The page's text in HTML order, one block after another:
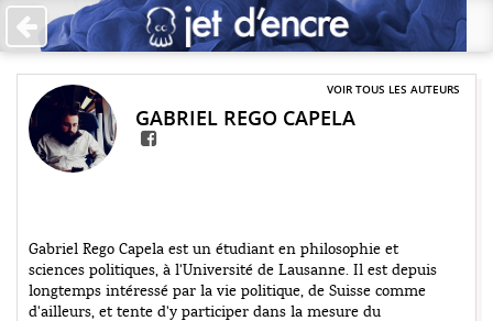
Accueil
Les auteurs
+Catégories
Qui sommes-nous ?
♥ Faire un don
VOIR TOUS LES AUTEURS
GABRIEL REGO CAPELA
Gabriel Rego Capela est un étudiant en philosophie et
sciences politiques, à l'Université de Lausanne. Il est depuis
longtemps intéressé par la vie politique, de Suisse comme
d'ailleurs, et tente d'y participer dans la mesure du